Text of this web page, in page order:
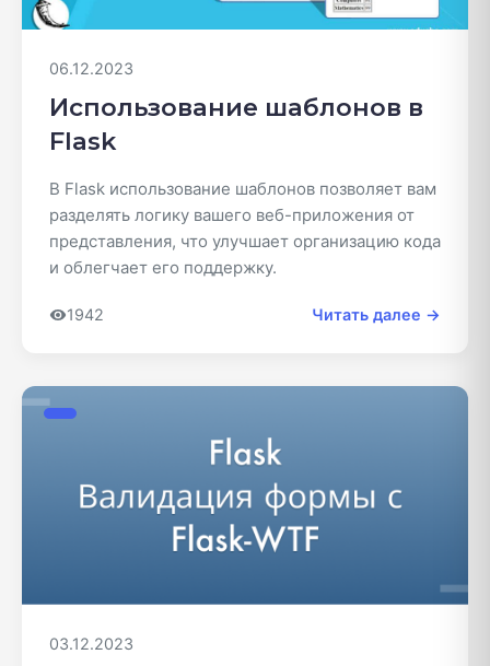
06.12.2023
Использование шаблонов в
Flask
В Flask использование шаблонов позволяет вам
разделять логику вашего веб-приложения от
представления, что улучшает организацию кода
и облегчает его поддержку.
1942 Читать далее →
03.12.2023